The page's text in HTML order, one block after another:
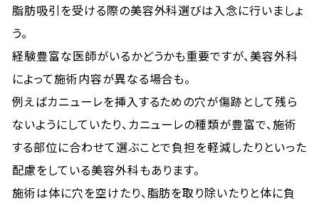
脂肪吸引を受ける際の美容外科選びは入念に行いましょ
う。
経験豊富な医師がいるかどうかも重要ですが、美容外科
によって施術内容が異なる場合も。
例えばカニューレを挿入するための穴が傷跡として残ら
ないようにしていたり、カニューレの種類が豊富で、施術
する部位に合わせて選ぶことで負担を軽減したりといった
配慮をしている美容外科もあります。
施術は体に穴を空けたり、脂肪を取り除いたりと体に負